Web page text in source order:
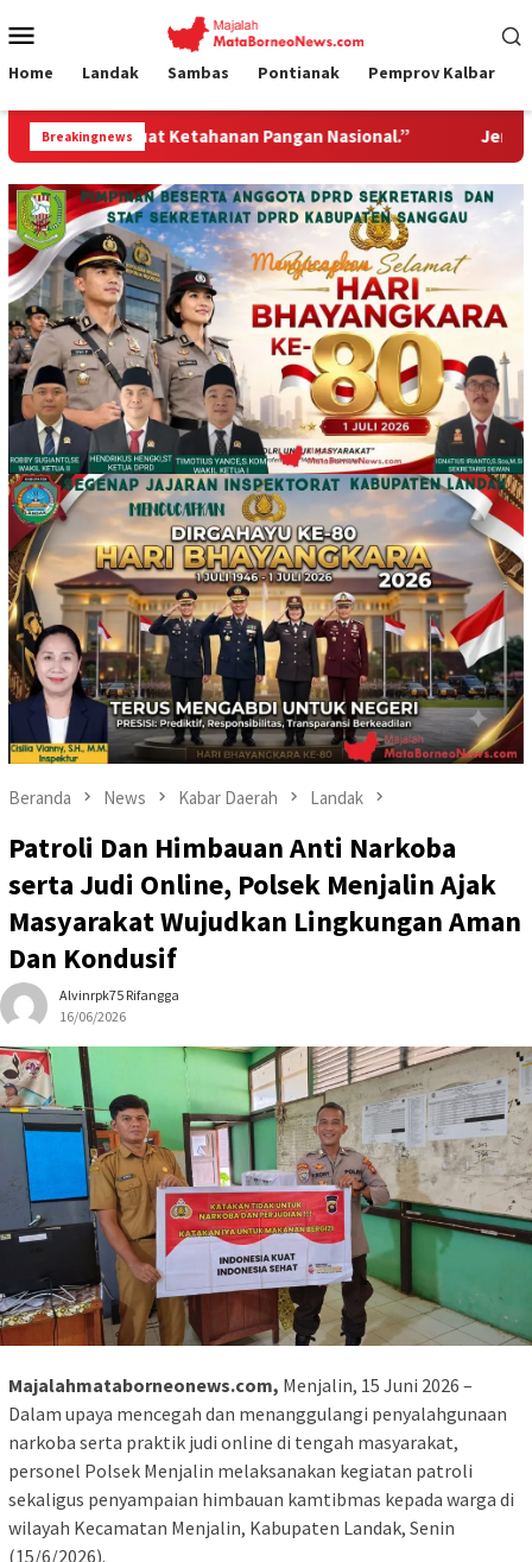
ke
Mobile
Home Landak Sambas Pontianak Pemprov Kalbar
Breakingnews
Nasional.” Jembatan Gantung Garuda Hadir
Beranda News Kabar Daerah Landak
Patroli Dan Himbauan Anti Narkoba
serta Judi Online, Polsek Menjalin Ajak
Masyarakat Wujudkan Lingkungan Aman
Dan Kondusif
Alvinrpk75 Rifangga
16/06/2026
Majalahmataborneonews.com, Menjalin, 15 Juni 2026 –
Dalam upaya mencegah dan menanggulangi penyalahgunaan
narkoba serta praktik judi online di tengah masyarakat,
personel Polsek Menjalin melaksanakan kegiatan patroli
sekaligus penyampaian himbauan kamtibmas kepada warga di
wilayah Kecamatan Menjalin, Kabupaten Landak, Senin
(15/6/2026).